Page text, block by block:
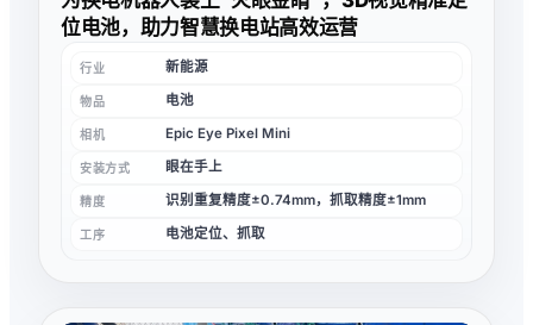
位电池，助力智慧换电站高效运营
行业 新能源
物品 电池
相机 Epic Eye Pixel Mini
安装方式 眼在手上
精度 识别重复精度±0.74mm，抓取精度±1mm
工序 电池定位、抓取